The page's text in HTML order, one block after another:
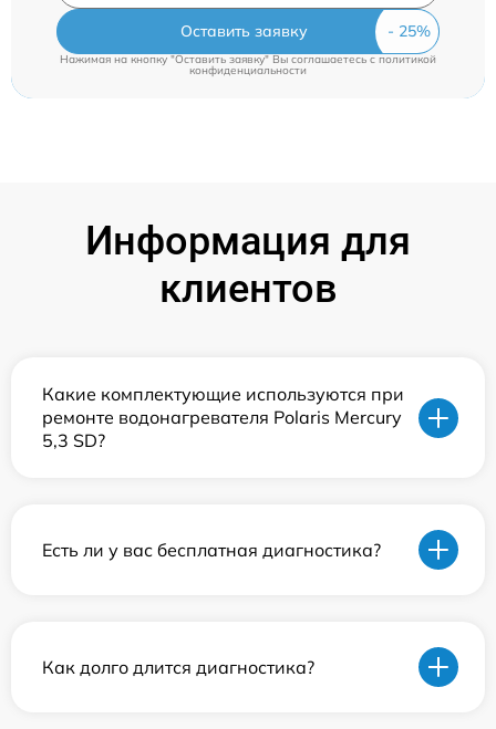
Оставить заявку
Нажимая на кнопку "Оставить заявку" Вы соглашаетесь cполитикой
конфиденциальности
Информация для
клиентов
Какие комплектующие используются при
ремонте водонагревателя Polaris Mercury
5,3 SD?
Есть ли у вас бесплатная диагностика?
Как долго длится диагностика?